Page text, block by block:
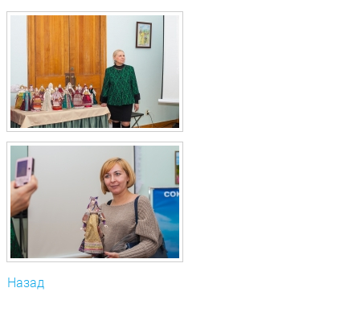
Назад